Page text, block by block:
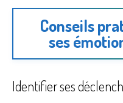
Conseils
ses
Identifier ses